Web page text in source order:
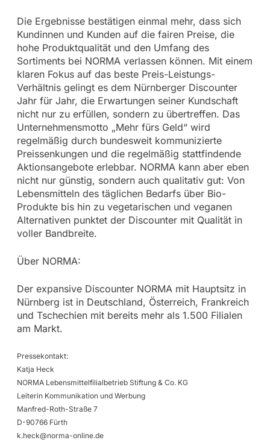
Die Ergebnisse bestätigen einmal mehr, dass sich
Kundinnen und Kunden auf die fairen Preise, die
hohe Produktqualität und den Umfang des
Sortiments bei NORMA verlassen können. Mit einem
klaren Fokus auf das beste Preis-Leistungs-
Verhältnis gelingt es dem Nürnberger Discounter
Jahr für Jahr, die Erwartungen seiner Kundschaft
nicht nur zu erfüllen, sondern zu übertreffen. Das
Unternehmensmotto „Mehr fürs Geld“ wird
regelmäßig durch bundesweit kommunizierte
Preissenkungen und die regelmäßig stattfindende
Aktionsangebote erlebbar. NORMA kann aber eben
nicht nur günstig, sondern auch qualitativ gut: Von
Lebensmitteln des täglichen Bedarfs über Bio-
Produkte bis hin zu vegetarischen und veganen
Alternativen punktet der Discounter mit Qualität in
voller Bandbreite.
Über NORMA:
Der expansive Discounter NORMA mit Hauptsitz in
Nürnberg ist in Deutschland, Österreich, Frankreich
und Tschechien mit bereits mehr als 1.500 Filialen
am Markt.
Pressekontakt:
Katja Heck
NORMA Lebensmittelfilialbetrieb Stiftung & Co. KG
Leiterin Kommunikation und Werbung
Manfred-Roth-Straße 7
D-90766 Fürth
k.heck@norma-online.de